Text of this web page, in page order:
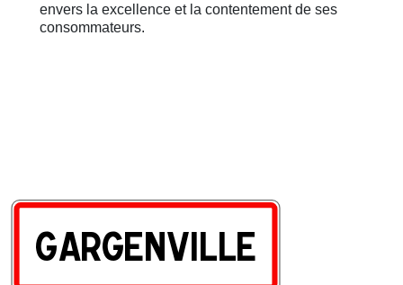
envers la excellence et la contentement de ses
consommateurs.